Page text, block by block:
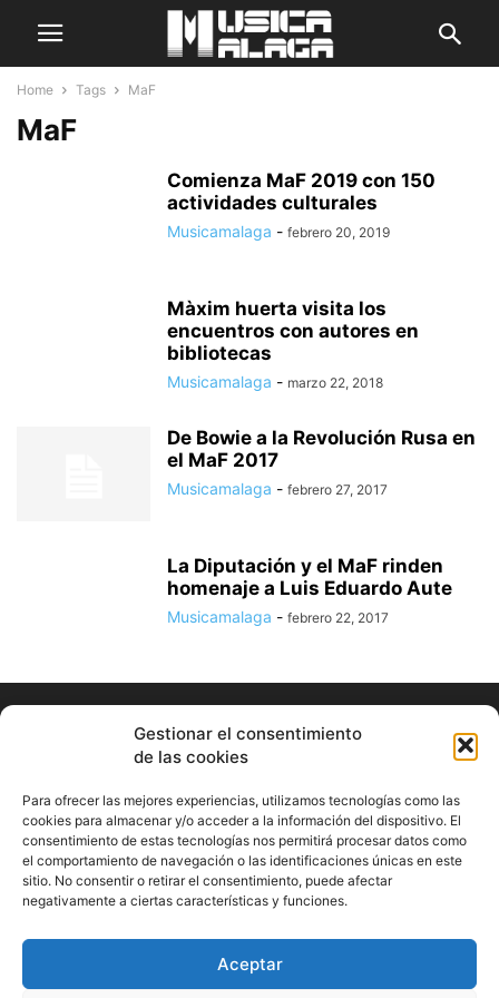
Gestionar el consentimiento
de las cookies
Para ofrecer las mejores experiencias, utilizamos tecnologías como las
cookies para almacenar y/o acceder a la información del dispositivo. El
consentimiento de estas tecnologías nos permitirá procesar datos como
el comportamiento de navegación o las identificaciones únicas en este
sitio. No consentir o retirar el consentimiento, puede afectar
negativamente a ciertas características y funciones.
Aceptar
Home Tags MaF
MaF
Comienza MaF 2019 con 150
actividades culturales
Musicamalaga - febrero 20, 2019
Màxim huerta visita los
encuentros con autores en
bibliotecas
Musicamalaga - marzo 22, 2018
De Bowie a la Revolución Rusa en
el MaF 2017
Musicamalaga - febrero 27, 2017
La Diputación y el MaF rinden
homenaje a Luis Eduardo Aute
Musicamalaga - febrero 22, 2017
ABOUT US
Información Cultural de Málaga y otros de interés general
Contact us:musicamalaga55@gmail.com